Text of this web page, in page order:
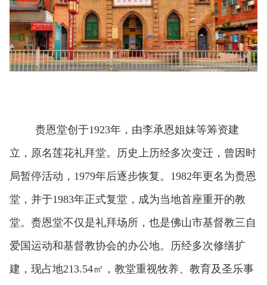
赉恩堂创于1923年，由李承恩姐妹等筹资建
立，原名莲花礼拜堂。历史上历经多次变迁，曾因时
局暂停活动，1979年后逐步恢复。1982年更名为赉恩
堂，并于1983年正式复堂，成为当地首座重开的教
堂。赉恩堂不仅是礼拜场所，也是佛山市基督教三自
爱国运动和基督教协会的办公地。历经多次修缮扩
建，现占地213.54㎡，教堂重视牧养、教育及圣乐事